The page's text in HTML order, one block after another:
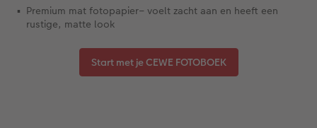
Premium mat fotopapier– voelt zacht aan en heeft een
rustige, matte look
Start met je CEWE FOTOBOEK